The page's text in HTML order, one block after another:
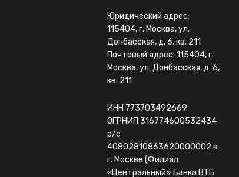
Юридический адрес:
115404, г. Москва, ул.
Донбасская, д. 6, кв. 211
Почтовый адрес: 115404, г.
Москва, ул. Донбасская, д. 6,
кв. 211
ИНН 773703492669
ОГРНИП 316774600532434
р/с
40802810863620000002 в
г. Москве (Филиал
«Центральный» Банка ВТБ